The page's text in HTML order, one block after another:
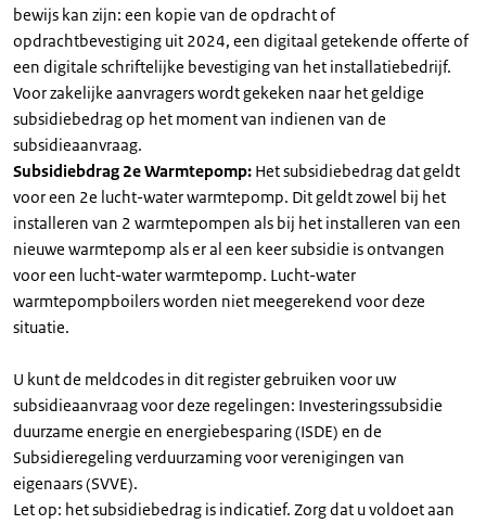
bewijs kan zijn: een kopie van de opdracht of
opdrachtbevestiging uit 2024, een digitaal getekende offerte of
een digitale schriftelijke bevestiging van het installatiebedrijf.
Voor zakelijke aanvragers wordt gekeken naar het geldige
subsidiebedrag op het moment van indienen van de
subsidieaanvraag.
Subsidiebdrag 2e Warmtepomp: Het subsidiebedrag dat geldt
voor een 2e lucht-water warmtepomp. Dit geldt zowel bij het
installeren van 2 warmtepompen als bij het installeren van een
nieuwe warmtepomp als er al een keer subsidie is ontvangen
voor een lucht-water warmtepomp. Lucht-water
warmtepompboilers worden niet meegerekend voor deze
situatie.
U kunt de meldcodes in dit register gebruiken voor uw
subsidieaanvraag voor deze regelingen: Investeringssubsidie
duurzame energie en energiebesparing (ISDE) en de
Subsidieregeling verduurzaming voor verenigingen van
eigenaars (SVVE).
Let op: het subsidiebedrag is indicatief. Zorg dat u voldoet aan